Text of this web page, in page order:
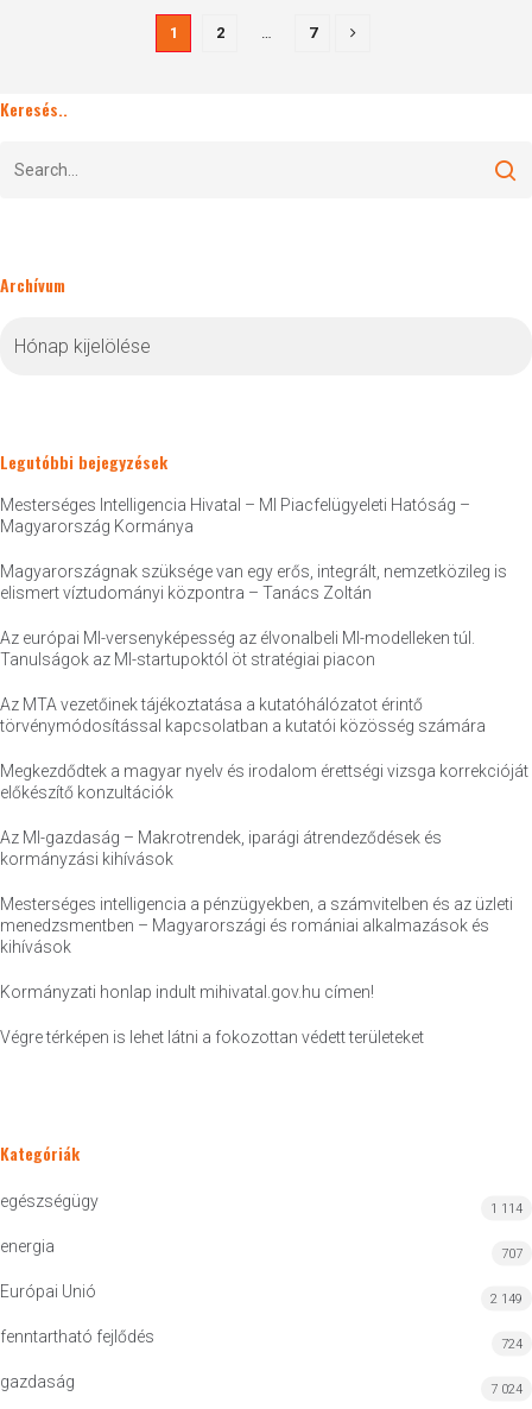
1 2 … 7
Keresés..
Archívum
Legutóbbi bejegyzések
Mesterséges Intelligencia Hivatal – MI Piacfelügyeleti Hatóság –
Magyarország Kormánya
Magyarországnak szüksége van egy erős, integrált, nemzetközileg is
elismert víztudományi központra – Tanács Zoltán
Az európai MI-versenyképesség az élvonalbeli MI-modelleken túl.
Tanulságok az MI-startupoktól öt stratégiai piacon
Az MTA vezetőinek tájékoztatása a kutatóhálózatot érintő
törvénymódosítással kapcsolatban a kutatói közösség számára
Megkezdődtek a magyar nyelv és irodalom érettségi vizsga korrekcióját
előkészítő konzultációk
Az MI-gazdaság – Makrotrendek, iparági átrendeződések és
kormányzási kihívások
Mesterséges intelligencia a pénzügyekben, a számvitelben és az üzleti
menedzsmentben – Magyarországi és romániai alkalmazások és
kihívások
Kormányzati honlap indult mihivatal.gov.hu címen!
Végre térképen is lehet látni a fokozottan védett területeket
Kategóriák
egészségügy 1 114
energia 707
Európai Unió 2 149
fenntartható fejlődés 724
gazdaság 7 024